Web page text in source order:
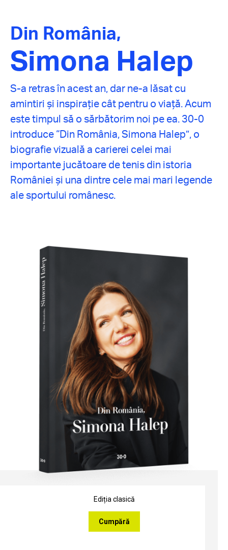
Din România,
Simona Halep
S-a retras în acest an, dar ne-a lăsat cu
amintiri și inspirație cât pentru o viață. Acum
este timpul să o sărbătorim noi pe ea. 30-0
introduce “Din România, Simona Halep”, o
biografie vizuală a carierei celei mai
importante jucătoare de tenis din istoria
României și una dintre cele mai mari legende
ale sportului românesc.
Ediția clasică
Cumpără